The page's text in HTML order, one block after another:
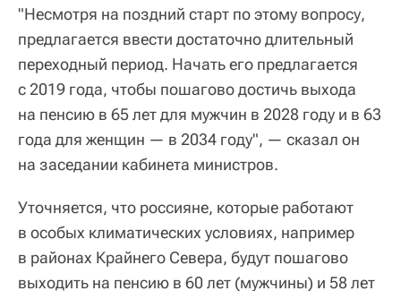
"Несмотря на поздний старт по этому вопросу,
предлагается ввести достаточно длительный
переходный период. Начать его предлагается
с 2019 года, чтобы пошагово достичь выхода
на пенсию в 65 лет для мужчин в 2028 году и в 63
года для женщин — в 2034 году", — сказал он
на заседании кабинета министров.
Уточняется, что россияне, которые работают
в особых климатических условиях, например
в районах Крайнего Севера, будут пошагово
выходить на пенсию в 60 лет (мужчины) и 58 лет